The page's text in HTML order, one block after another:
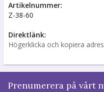
Artikelnummer:
Z-38-60
Direktlänk:
Högerklicka och kopiera
Prenumerera på vårt